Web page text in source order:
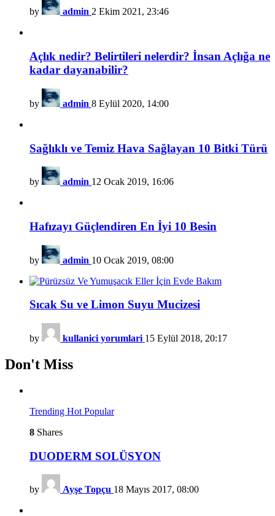
by admin 2 Ekim 2021, 23:46
Açlık nedir? Belirtileri nelerdir? İnsan Açlığa ne
kadar dayanabilir?
by admin 8 Eylül 2020, 14:00
Sağlıklı ve Temiz Hava Sağlayan 10 Bitki Türü
by admin 12 Ocak 2019, 16:06
Hafızayı Güçlendiren En İyi 10 Besin
by admin 10 Ocak 2019, 08:00
Sıcak Su ve Limon Suyu Mucizesi
by kullanici yorumlari 15 Eylül 2018, 20:17
Don't Miss
Trending Hot Popular
8 Shares
DUODERM SOLÜSYON
by Ayşe Topçu 18 Mayıs 2017, 08:00